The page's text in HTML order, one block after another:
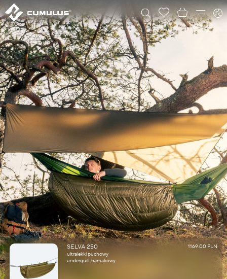
SELVA 250
ultralekki puchowy
underquilt hamakowy
1169.00 PLN